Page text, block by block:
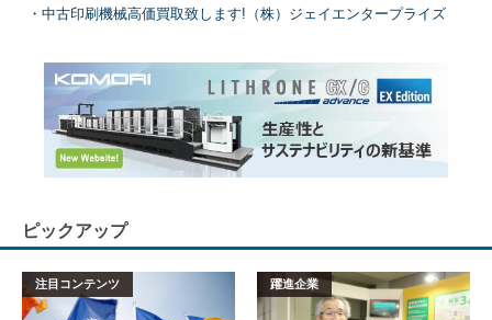
中古印刷機械高価買取致します!（株）ジェイエンタープライズ
ピックアップ
注目コンテンツ 躍進企業